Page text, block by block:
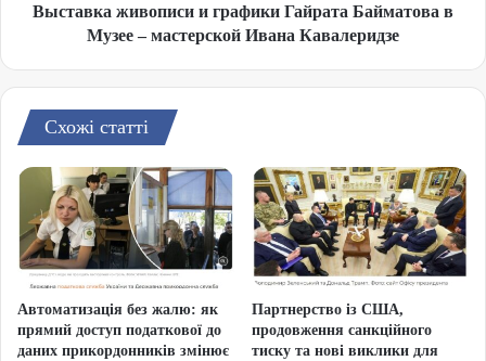
Выставка живописи и графики Гайрата Байматова в
Музее – мастерской Ивана Кавалеридзе
Схожі статті
Автоматизація без жалю: як
прямий доступ податкової до
даних прикордонників змінює
Партнерство із США,
продовження санкційного
тиску та нові виклики для